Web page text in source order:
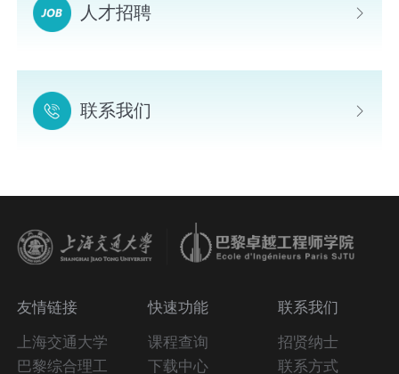
人才招聘
联系我们
友情链接
上海交通大学
巴黎综合理工
快速功能
课程查询
下载中心
联系我们
招贤纳士
联系方式